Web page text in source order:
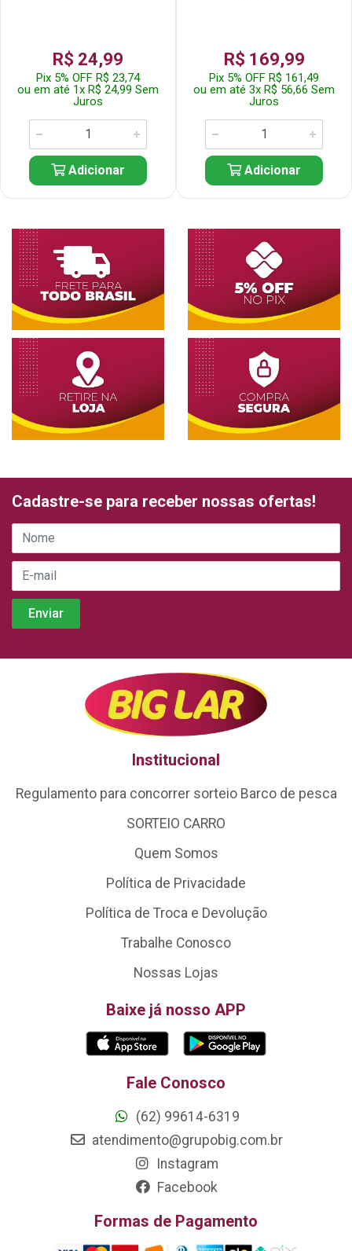
R$ 24,99
Pix 5% OFF R$ 23,74
ou em até 1x R$ 24,99 Sem
Juros
Adicionar
R$ 169,99
Pix 5% OFF R$ 161,49
ou em até 3x R$ 56,66 Sem
Juros
Adicionar
Cadastre-se para receber nossas ofertas!
Institucional
Regulamento para concorrer sorteio Barco de pesca
SORTEIO CARRO
Quem Somos
Política de Privacidade
Política de Troca e Devolução
Trabalhe Conosco
Nossas Lojas
Baixe já nosso APP
Fale Conosco
(62) 99614-6319
atendimento@grupobig.com.br
Instagram
Facebook
Formas de Pagamento